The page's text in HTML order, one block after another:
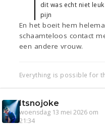
dit was echt niet
pijn
En het boeit hem
schaamteloos contact
een andere vrouw.
Everything is possible for
Itsnojoke
woensdag 13 mei 2026 om
21:34